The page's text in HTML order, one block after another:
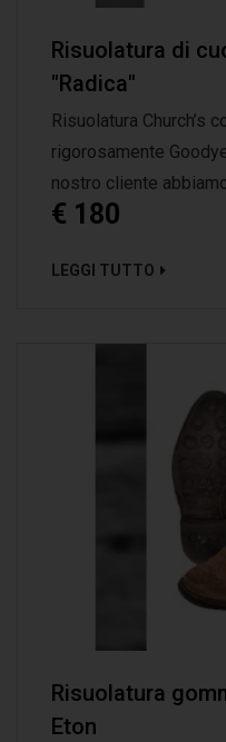
Risuolatura di
"Radica"
Risuolatura Church’s
rigorosamente
nostro cliente
€ 180
LEGGI TUTTO
Risuolatura
Eton